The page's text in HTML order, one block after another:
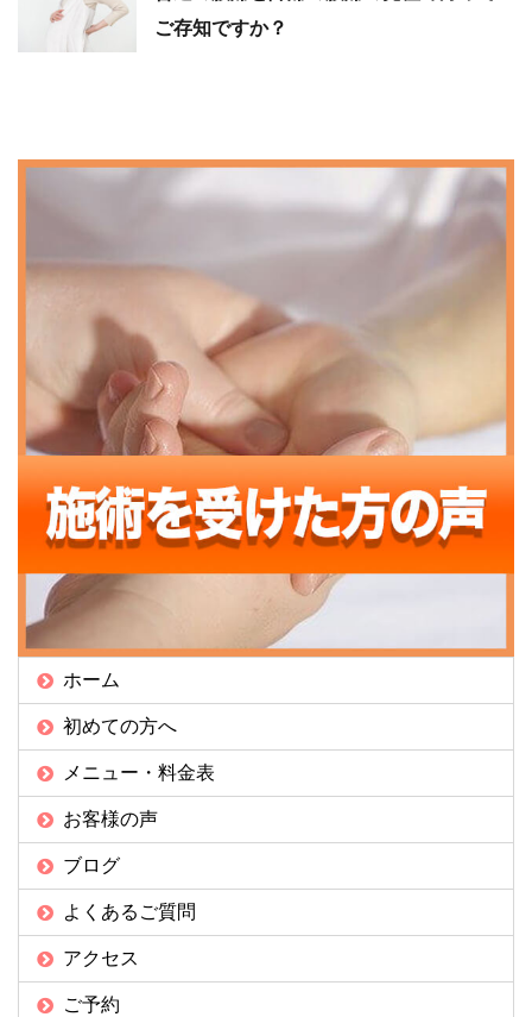
ご存知ですか？
ホーム
初めての方へ
メニュー・料金表
お客様の声
ブログ
よくあるご質問
アクセス
ご予約